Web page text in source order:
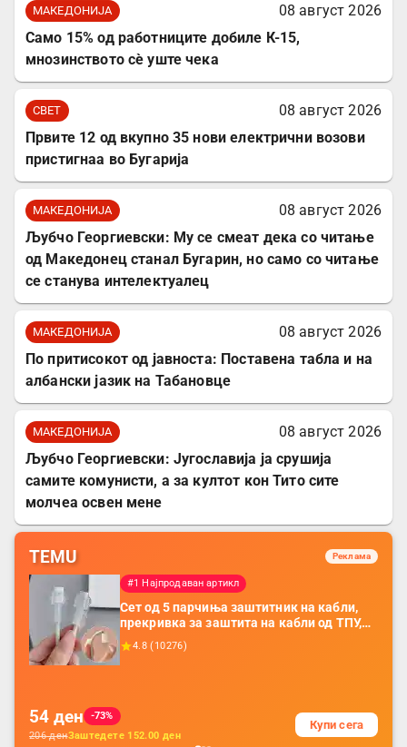
МАКЕДОНИЈА
08 август 2026
Само 15% од работниците добиле К-15,
мнозинството сè уште чека
СВЕТ
08 август 2026
Првите 12 од вкупно 35 нови електрични возови
пристигнаа во Бугарија
МАКЕДОНИЈА
08 август 2026
Љубчо Георгиевски: Му се смеат дека со читање
од Македонец станал Бугарин, но само со читање
се станува интелектуалец
МАКЕДОНИЈА
08 август 2026
По притисокот од јавноста: Поставена табла и на
албански јазик на Табановце
МАКЕДОНИЈА
08 август 2026
Љубчо Георгиевски: Југославија ја срушија
самите комунисти, а за култот кон Тито сите
молчеа освен мене
TEMU Реклама
#1 Најпродаван артикл
Сет од 5 парчиња заштитник на кабли,
прекривка за заштита на кабли од ТПУ,
додатоци за заштита на кабли, без
батерија, за мобилни телефони, комплет
4.8 (10276)
54 ден
-73%
206денЗаштедете 152.00 ден
Купи сега